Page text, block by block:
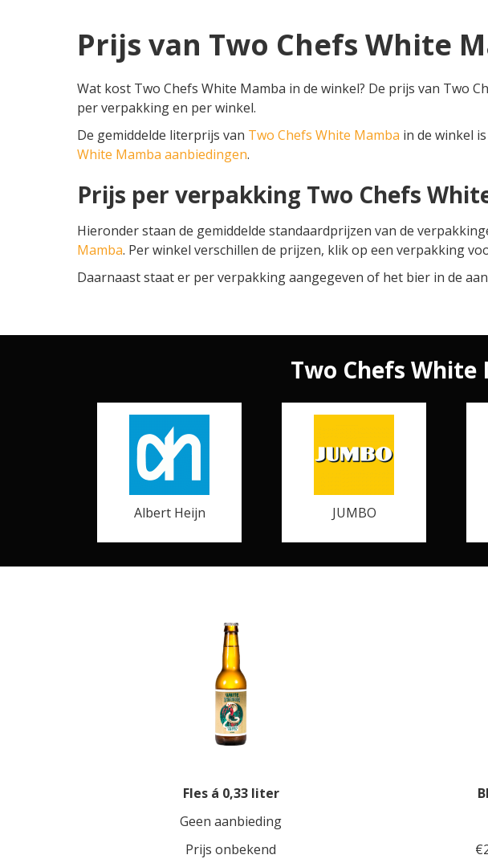
Prijs van Two Chefs White
Wat kost Two Chefs White Mamba in de winkel? De prijs van Two
per verpakking en per winkel.
De gemiddelde literprijs van Two Chefs White Mamba in de winkel
White Mamba aanbiedingen.
Prijs per verpakking Two Chefs
Hieronder staan de gemiddelde standaardprijzen van de
Mamba. Per winkel verschillen de prijzen, klik op een verpakking
Daarnaast staat er per verpakking aangegeven of het bier in de
Two Chefs
Albert Heijn JUMBO
Fles á 0,33 liter
Geen aanbieding
Prijs onbekend